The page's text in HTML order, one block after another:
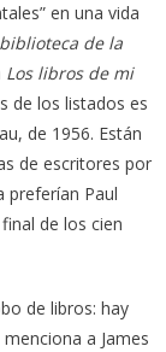
en una vida
de la
Los libros de mi
de los listados es
de 1956. Están
de escritores por
preferían Paul
de los cien
de libros: hay
a James